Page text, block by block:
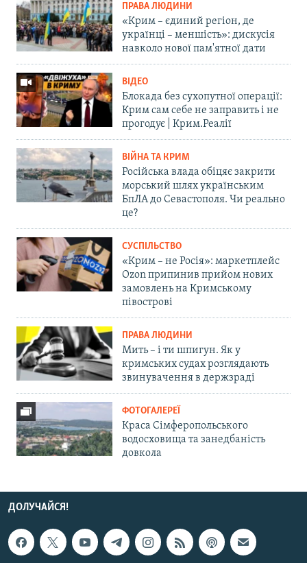
ПРАВА ЛЮДИНИ
«Крим – єдиний регіон, де
українці – меншість»: дискусія
навколо нової пам'ятної дати
ВІДЕО
Блокада без сухопутної операції:
Крим сам себе не заправить і не
прогодує | Крим.Реалії
ВІЙНА ТА КРИМ
Російська влада обіцяє закрити
морський шлях українським
БпЛА до Севастополя. Чи реально
це?
СУСПІЛЬСТВО
«Крим – не Росія»: маркетплейс
Ozon припинив прийом нових
замовлень на Кримському
півострові
ПРАВА ЛЮДИНИ
Мить – і ти шпигун. Як у
кримських судах розглядають
звинувачення в держзраді
ФОТОГАЛЕРЕЇ
Краса Сімферопольського
водосховища та занедбаність
довкола
ДОЛУЧАЙСЯ!